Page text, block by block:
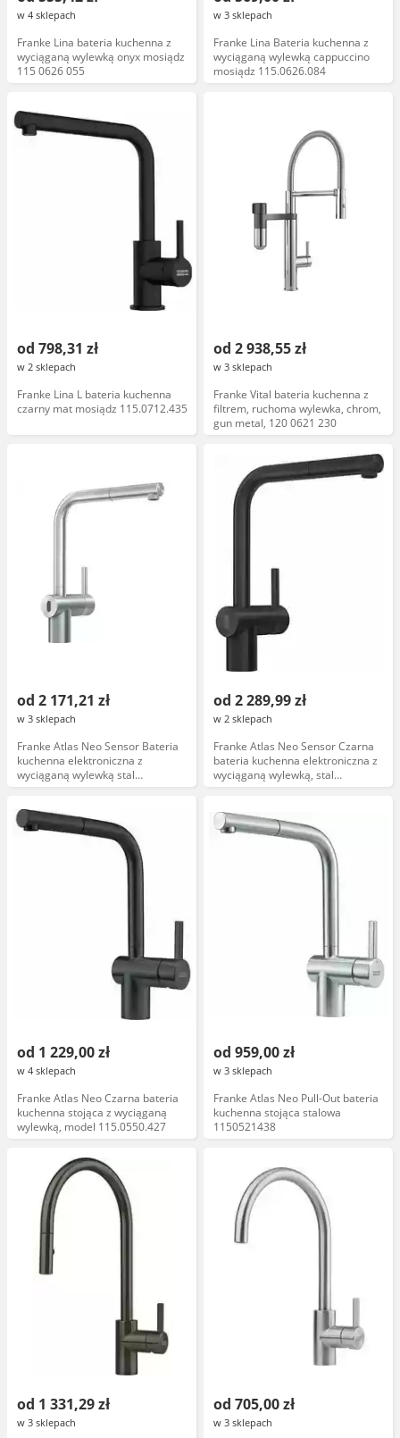
w 4 sklepach
Franke Lina bateria kuchenna z
wyciąganą wylewką onyx mosiądz
115 0626 055
w 3 sklepach
Franke Lina Bateria kuchenna z
wyciąganą wylewką cappuccino
mosiądz 115.0626.084
od 798,31 zł
w 2 sklepach
Franke Lina L bateria kuchenna
czarny mat mosiądz 115.0712.435
od 2 938,55 zł
w 3 sklepach
Franke Vital bateria kuchenna z
filtrem, ruchoma wylewka, chrom,
gun metal, 120 0621 230
od 2 171,21 zł
w 3 sklepach
Franke Atlas Neo Sensor Bateria
kuchenna elektroniczna z
wyciąganą wylewką stal
szlachetna 115.0625.523
od 2 289,99 zł
w 2 sklepach
Franke Atlas Neo Sensor Czarna
bateria kuchenna elektroniczna z
wyciąganą wylewką, stal
szlachetna 115.0625.527
od 1 229,00 zł
w 4 sklepach
Franke Atlas Neo Czarna bateria
kuchenna stojąca z wyciąganą
wylewką, model 115.0550.427
od 959,00 zł
w 3 sklepach
Franke Atlas Neo Pull-Out bateria
kuchenna stojąca stalowa
1150521438
od 1 331,29 zł
w 3 sklepach
od 705,00 zł
w 3 sklepach